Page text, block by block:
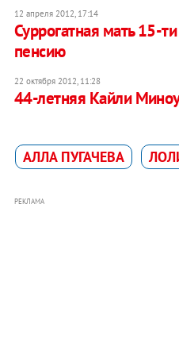
12 апреля 2012, 17:14
Суррогатная мать 15-
пенсию
22 октября 2012, 11:28
44-летняя Кайли
АЛЛА ПУГАЧЕВА
РЕКЛАМА